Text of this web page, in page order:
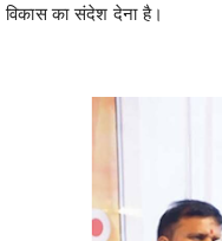
विकास का संदेश देना है।